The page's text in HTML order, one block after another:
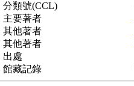
分類號(CCL)
主要著者
其他著者
其他著者
出處
館藏記錄